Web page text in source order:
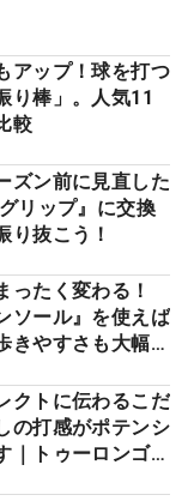
アップ！球を打つ
り棒」。人気11
較
ズン前に見直した
り抜こう！
ったく変わる！
ソール』を使えば
きやすさも大幅に
クトに伝わるこだ
の打感がポテンシ
｜トゥーロンゴル